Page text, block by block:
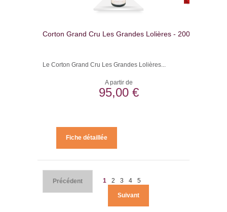
Corton Grand Cru Les Grandes Lolières - 2008
Le Corton Grand Cru Les Grandes Lolières...
A partir de
95,00 €
Fiche détaillée
Précédent 1 2 3 4 5
Suivant